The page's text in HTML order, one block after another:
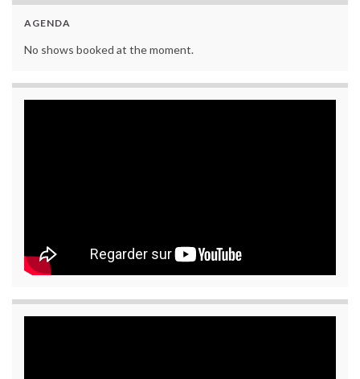
AGENDA
No shows booked at the moment.